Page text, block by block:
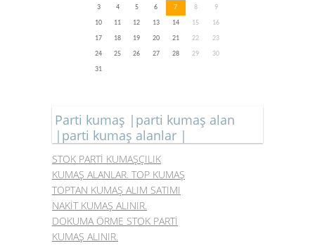
3
4 5 6 7 8
9
10
11 12 13 14 15
16
17
18 19 20 21 22
23
24
25 26 27 28 29
30
31
Parti kumaş |parti kumaş alan
|parti kumaş alanlar |
STOK PARTİ KUMAŞÇILIK
KUMAŞ ALANLAR. TOP KUMAŞ
TOPTAN KUMAŞ ALIM SATIMI
NAKİT KUMAŞ ALINIR.
DOKUMA ÖRME STOK PARTİ
KUMAŞ ALINIR.